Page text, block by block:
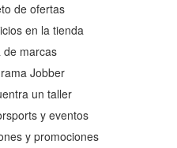
de ofertas
en la tienda
de marcas
Jobber
un taller
y eventos
y promociones